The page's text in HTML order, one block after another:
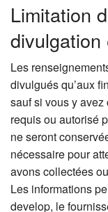
Limitation
Les
divulgués qu’aux
sauf si vous y
requis ou autorisé
ne seront
nécessaire pour
avons collectées
Les informations
develop, le